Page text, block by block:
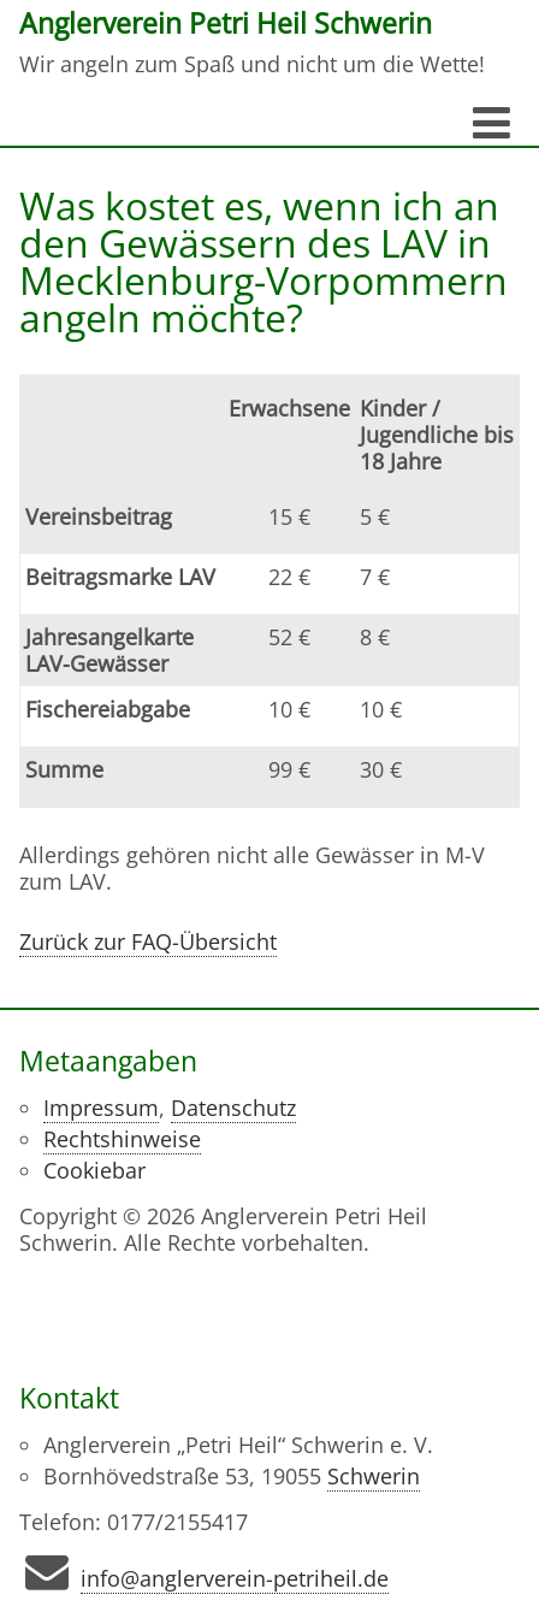
Anglerverein Petri Heil Schwerin
Wir angeln zum Spaß und nicht um die Wette!
Was kostet es, wenn ich an
den Gewässern des LAV in
Mecklenburg-Vorpommern
angeln möchte?
Erwachsene Kinder /
Jugendliche bis
18 Jahre
Vereinsbeitrag
15 € 5 €
Beitragsmarke LAV 22 € 7 €
Jahresangelkarte
LAV-Gewässer
52 € 8 €
Fischereiabgabe 10 € 10 €
Summe 99 € 30 €
Allerdings gehören nicht alle Gewässer in M-V
zum LAV.
Zurück zur FAQ-Übersicht
Metaangaben
Impressum, Datenschutz
Rechtshinweise
Cookiebar
Copyright © 2026 Anglerverein Petri Heil
Schwerin. Alle Rechte vorbehalten.
Kontakt
Anglerverein „Petri Heil“ Schwerin e. V.
Bornhövedstraße 53, 19055 Schwerin
Telefon: 0177/2155417
info@anglerverein-petriheil.de